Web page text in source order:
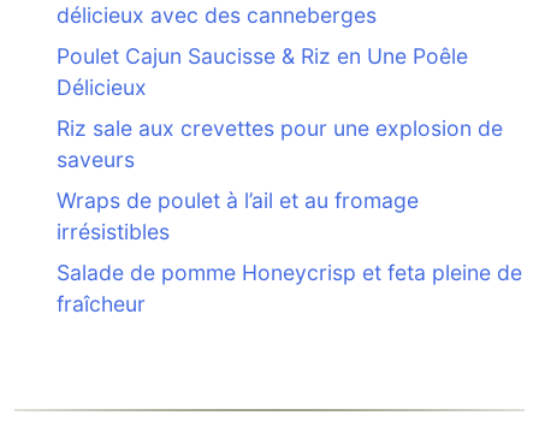
délicieux avec des canneberges
Poulet Cajun Saucisse & Riz en Une Poêle
Délicieux
Riz sale aux crevettes pour une explosion de
saveurs
Wraps de poulet à l’ail et au fromage
irrésistibles
Salade de pomme Honeycrisp et feta pleine de
fraîcheur